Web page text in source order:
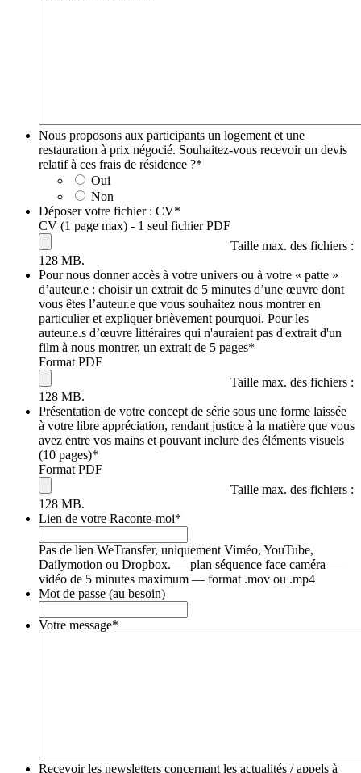
Nous proposons aux participants un logement et une
restauration à prix négocié. Souhaitez-vous recevoir un devis
relatif à ces frais de résidence ?*
Oui
Non
Déposer votre fichier : CV*
CV (1 page max) - 1 seul fichier PDF
Taille max. des fichiers :
128 MB.
Pour nous donner accès à votre univers ou à votre « patte »
d’auteur.e : choisir un extrait de 5 minutes d’une œuvre dont
vous êtes l’auteur.e que vous souhaitez nous montrer en
particulier et expliquer brièvement pourquoi. Pour les
auteur.e.s d’œuvre littéraires qui n'auraient pas d'extrait d'un
film à nous montrer, un extrait de 5 pages*
Format PDF
Taille max. des fichiers :
128 MB.
Présentation de votre concept de série sous une forme laissée
à votre libre appréciation, rendant justice à la matière que vous
avez entre vos mains et pouvant inclure des éléments visuels
(10 pages)*
Format PDF
Taille max. des fichiers :
128 MB.
Lien de votre Raconte-moi*
Pas de lien WeTransfer, uniquement Viméo, YouTube,
Dailymotion ou Dropbox. — plan séquence face caméra —
vidéo de 5 minutes maximum — format .mov ou .mp4
Mot de passe (au besoin)
Votre message*
Recevoir les newsletters concernant les actualités / appels à